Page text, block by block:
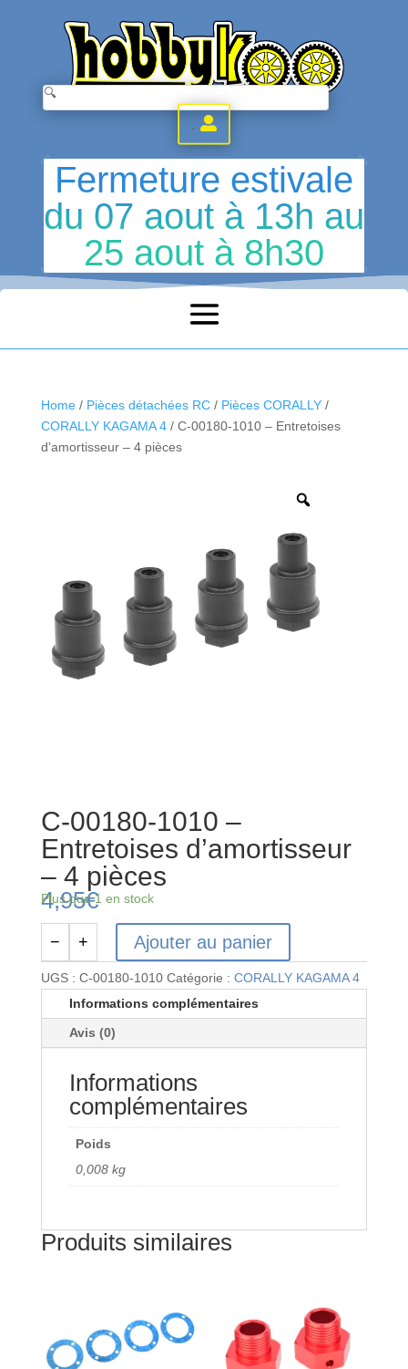
.
Fermeture estivale
du 07 aout à 13h au
25 aout à 8h30
Home/ Pièces détachées RC/ Pièces CORALLY/
CORALLY KAGAMA 4/ C-00180-1010 – Entretoises
d’amortisseur – 4 pièces
C-00180-1010 –
Entretoises d’amortisseur
– 4 pièces
4,95€
Plus que 1 en stock
quantité
de
C-
1010
Entretoises
− + Ajouter au panier
UGS : C-00180-1010 Catégorie : CORALLY KAGAMA 4
Informations complémentaires
Avis (0)
Informations
complémentaires
Poids
0,008 kg
Produits similaires